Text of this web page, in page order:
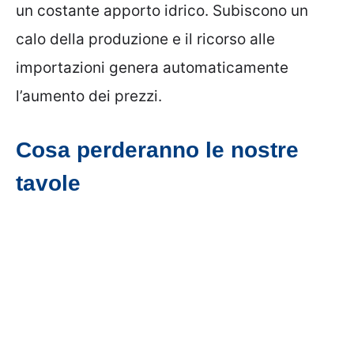
un costante apporto idrico. Subiscono un
calo della produzione e il ricorso alle
importazioni genera automaticamente
l’aumento dei prezzi.
Cosa perderanno le nostre
tavole